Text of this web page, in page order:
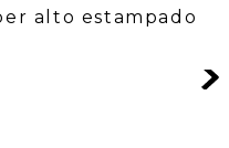
alto estampado